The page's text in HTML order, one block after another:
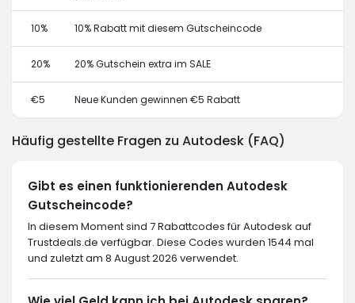
10% 10% Rabatt mit diesem Gutscheincode
20% 20% Gutschein extra im SALE
€5 Neue Kunden gewinnen €5 Rabatt
Häufig gestellte Fragen zu Autodesk (FAQ)
Gibt es einen funktionierenden Autodesk
Gutscheincode?
In diesem Moment sind 7 Rabattcodes für Autodesk auf
Trustdeals.de verfügbar. Diese Codes wurden 1544 mal
und zuletzt am 8 August 2026 verwendet.